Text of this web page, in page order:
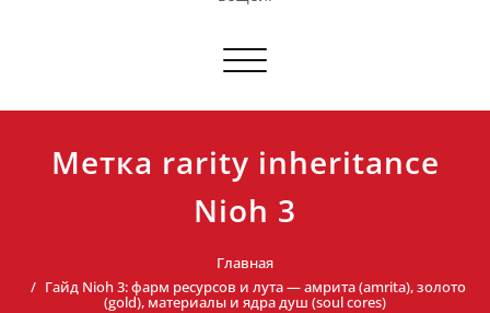
Переключить
Метка rarity inheritance
Nioh 3
Главная
Гайд Nioh 3: фарм ресурсов и лута — амрита (amrita), золото
(gold), материалы и ядра душ (soul cores)